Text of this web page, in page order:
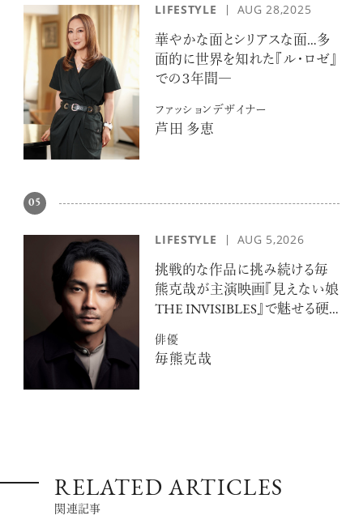
LIFESTYLE AUG 28,2025
華やかな面とシリアスな面…多
面的に世界を知れた『ル・ロゼ』
での３年間―
ファッションデザイナー
芦田 多恵
05
LIFESTYLE AUG 5,2026
挑戦的な作品に挑み続ける毎
熊克哉が主演映画『見えない娘
THE INVISIBLES』で魅せる硬
俳優
毎熊克哉
RELATED ARTICLES
関連記事